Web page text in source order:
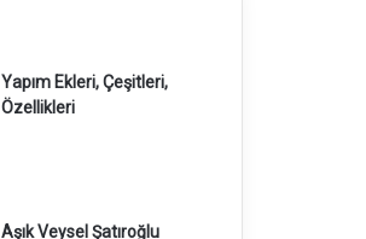
Yapım Ekleri, Çeşitleri,
Özellikleri
Aşık Veysel Şatıroğlu